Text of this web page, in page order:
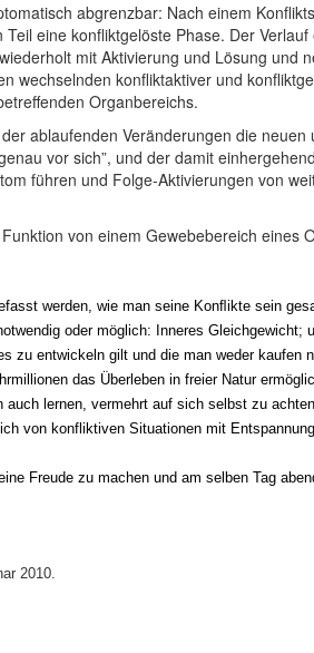
abgrenzbar: Nach einem
eine konfliktgelöste Phase. Der
mit Aktivierung und Lösung und
wechselnden konfliktaktiver und
Organbereichs.
ablaufenden Veränderungen die
vor sich”, und der damit
führen und Folge-Aktivierungen von
von einem Gewebebereich eines
werden, wie man seine Konﬂikte sein
oder möglich: Inneres Gleichgewicht;
zu entwickeln gilt und die man weder
das Überleben in freier Natur
lernen, vermehrt auf sich selbst zu
von konfliktiven Situationen mit
Freude zu machen und am selben Tag
2010.